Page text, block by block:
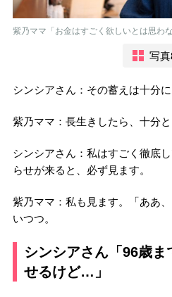
紫乃ママ「お金はすごく欲しいとは思わな
写
シンシアさん：その蓄えは十分に
紫乃ママ：長生きしたら、十分
シンシアさん：私はすごく徹底
らせが来ると、必ず見ます。
紫乃ママ：私も見ます。「ああ
いつつ。
シンシアさん「96歳ま
せるけど…」